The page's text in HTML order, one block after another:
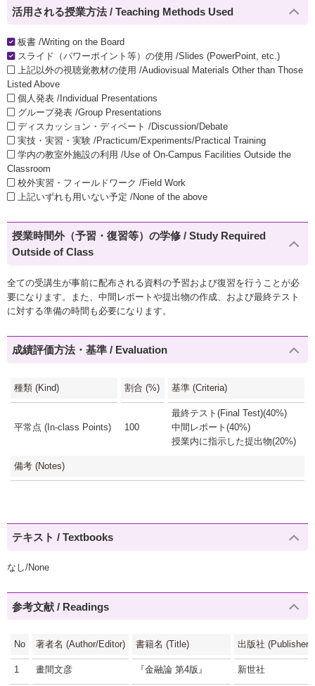
活用される授業方法 / Teaching Methods Used
板書 /Writing on the Board
スライド（パワーポイント等）の使用 /Slides (PowerPoint, etc.)
上記以外の視聴覚教材の使用 /Audiovisual Materials Other than Those
Listed Above
個人発表 /Individual Presentations
グループ発表 /Group Presentations
ディスカッション・ディベート /Discussion/Debate
実技・実習・実験 /Practicum/Experiments/Practical Training
学内の教室外施設の利用 /Use of On-Campus Facilities Outside the
Classroom
校外実習・フィールドワーク /Field Work
上記いずれも用いない予定 /None of the above
授業時間外（予習・復習等）の学修 / Study Required
Outside of Class
全ての受講生が事前に配布される資料の予習および復習を行うことが必
要になります。また、中間レポートや提出物の作成、および最終テスト
に対する準備の時間も必要になります。
成績評価方法・基準 / Evaluation
種類 (Kind) 割合 (%) 基準 (Criteria)
平常点 (In-class Points) 100
最終テスト(Final Test)(40%)
中間レポート(40%)
授業内に指示した提出物(20%)
備考 (Notes)
テキスト / Textbooks
なし/None
参考文献 / Readings
No 著者名 (Author/Editor) 書籍名 (Title) 出版社 (Publisher)
1 畫間文彦 『金融論 第4版』 新世社